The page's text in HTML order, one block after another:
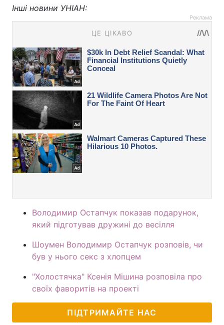
Інші новини УНІАН:
Реклама
Володимир Остапчук показав подарунок,
який підготував дружині до весілля
Шоумен Володимир Остапчук розповів, чи
був у нього секс з хлопцем
"Холостячка" Ксенія Мішина розповіла про
своїх фаворитів на проекті
ПІДТРИМАЙТЕ НАС